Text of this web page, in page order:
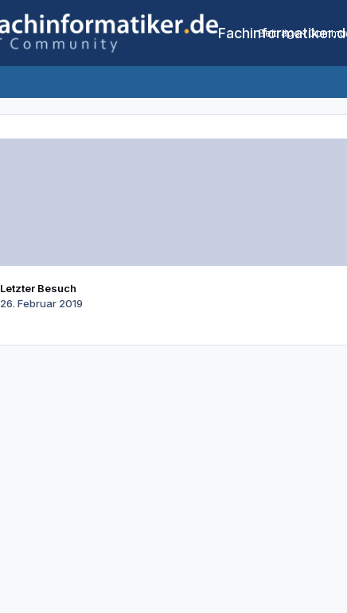
Beiträge
Letzter Besuch
26. Februar 2019